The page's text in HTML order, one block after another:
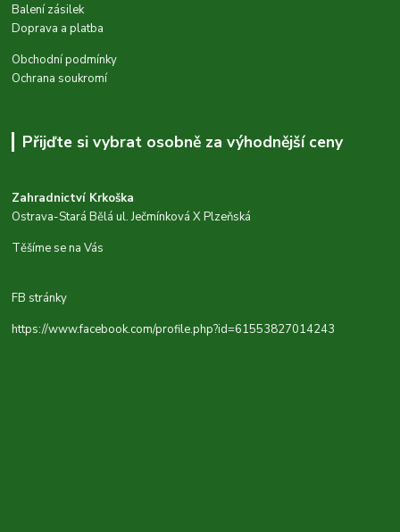
Balení zásilek
Doprava a platba
Obchodní podmínky
Ochrana soukromí
Přijďte si vybrat osobně za výhodnější ceny
Zahradnictví Krkoška
Ostrava-Stará Bělá ul. Ječmínková X Plzeňská
Těšíme se na Vás
FB stránky
https://www.facebook.com/profile.php?id=61553827014243